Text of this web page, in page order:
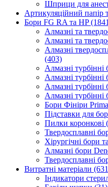
Шприци для
Артикуляційний папір
Бори FG RA та HP
Алмазні та
Алмазні та
Алмазні
(403)
Алмазні
Алмазні
Алмазні
Алмазні
Бори Фініри
Підставки для
Пилки коронкові
Твердосплавні
Хірургічні бори
Алмазні бори
Твердосплавні
Витратні матеріали
Індикатори